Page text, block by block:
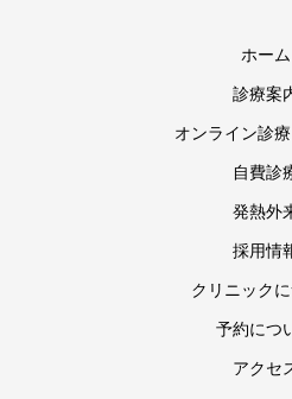
ホーム
診療案
オンライン診療
自費診
発熱外
採用情
クリニック
予約につ
アクセ